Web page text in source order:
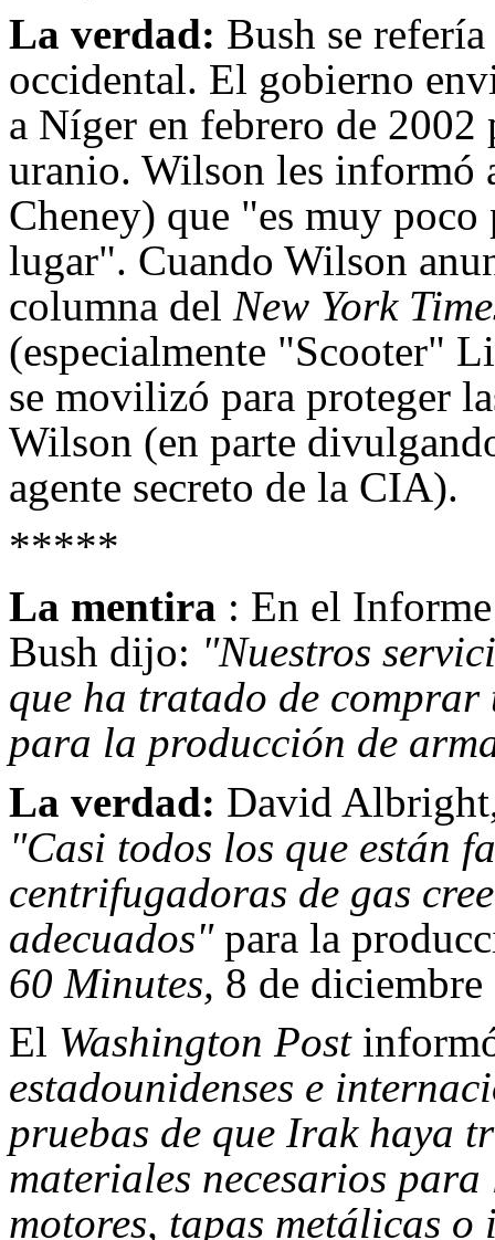
La verdad: Bush se
occidental. El gobierno
a Níger en febrero de
uranio. Wilson les informó
Cheney) que "es muy
lugar". Cuando Wilson
columna del New York
(especialmente "Scooter"
se movilizó para proteger
Wilson (en parte
agente secreto de la CIA).
*****
La mentira : En el
Bush dijo: "Nuestros
que ha tratado de
para la producción de
La verdad: David
"Casi todos los que están
centrifugadoras de gas
adecuados" para la
60 Minutes, 8 de
El Washington Post
estadounidenses e
pruebas de que Irak haya
materiales necesarios
motores, tapas metálicas